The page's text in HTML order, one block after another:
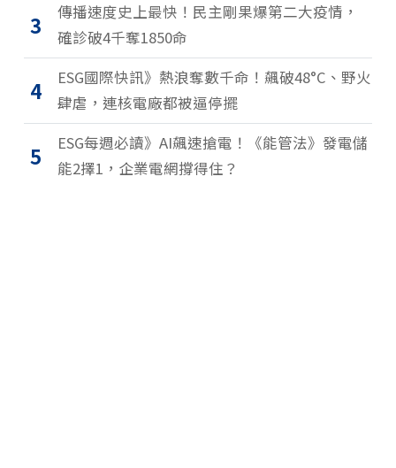
3
傳播速度史上最快！民主剛果爆第二大疫情，
確診破4千奪1850命
4
ESG國際快訊》熱浪奪數千命！飆破48°C、野火
肆虐，連核電廠都被逼停擺
5
ESG每週必讀》AI飆速搶電！《能管法》發電儲
能2擇1，企業電網撐得住？